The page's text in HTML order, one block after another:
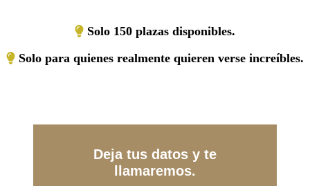
Solo 150 plazas disponibles.
Solo para quienes realmente quieren verse increíbles.
Deja tus datos y te
llamaremos.